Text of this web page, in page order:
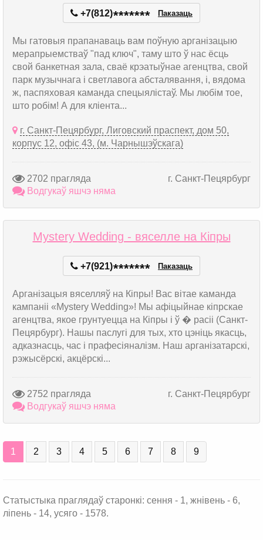
+7(812)******* Паказаць
Мы гатовыя прапанаваць вам поўную арганізацыю
мерапрыемстваў "пад ключ", таму што ў нас ёсць
свой банкетная зала, сваё крэатыўнае агенцтва, свой
парк музычнага і светлавога абсталявання, і, вядома
ж, паспяховая каманда спецыялістаў. Мы любім тое,
што робім! А для кліента...
г. Санкт-Пецярбург, Лиговский праспект, дом 50,
корпус 12, офіс 43, (м. Чарнышэўскага)
2702 прагляда
г. Санкт-Пецярбург
Водгукаў яшчэ няма
Mystery Wedding - вяселле на Кіпры
+7(921)******* Паказаць
Арганізацыя вяселляў на Кіпры! Вас вітае каманда
кампаніі «Mystery Wedding»! Мы афіцыйнае кіпрскае
агенцтва, якое грунтуецца на Кіпры і ў � расіі (Санкт-
Пецярбург). Нашы паслугі для тых, хто цэніць якасць,
адказнасць, час і прафесіяналізм. Наш арганізатарскі,
рэжысёрскі, акцёрскі...
2752 прагляда
г. Санкт-Пецярбург
Водгукаў яшчэ няма
1 2 3 4 5 6 7 8 9
Статыстыка праглядаў старонкі: сення - 1, жнівень - 6,
ліпень - 14, усяго - 1578.